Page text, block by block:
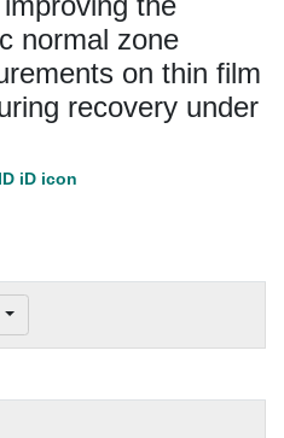
normal zone
on thin film
recovery under